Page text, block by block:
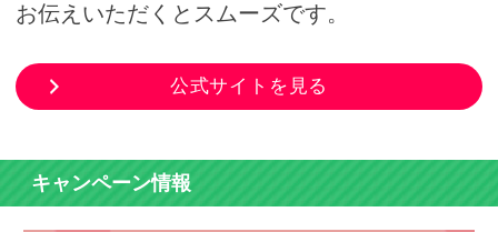
お伝えいただくとスムーズです。
公式サイトを見る
キャンペーン情報